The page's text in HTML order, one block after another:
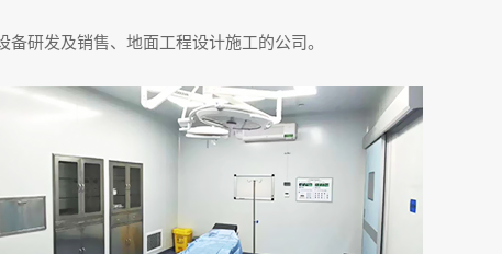
研发及销售、地面工程设计施工的公司。